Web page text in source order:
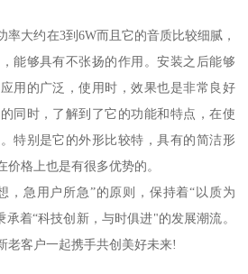
率大约在3到6W而且它的音质比较细腻，
能够具有不张扬的作用。安装之后能够
用的广泛，使用时，效果也是非常良好
同时，了解到了它的功能和特点，在使
特别是它的外形比较特，具有的简洁形
格上也是有很多优势的。
，急用户所急”的原则，保持着“以质为
着“科技创新，与时俱进"的发展潮流。
老客户一起携手共创美好未来!